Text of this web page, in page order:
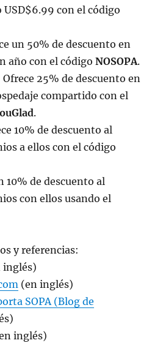
con el código
un 50% de descuento en
año con el códigoNOSOPA.
Ofrece 25% de descuento en
compartido con el
.
10% de descuento al
a ellos con el código
10% de descuento al
con ellos usando el
y referencias:
inglés)
(en inglés)
SOPA (Blog de
inglés)